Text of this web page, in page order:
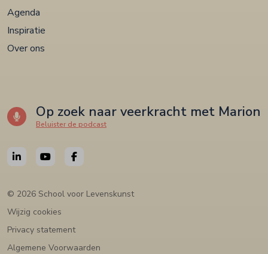
Agenda
Inspiratie
Over ons
Op zoek naar veerkracht met Marion
Beluister de podcast
© 2026 School voor Levenskunst
Wijzig cookies
Privacy statement
Algemene Voorwaarden